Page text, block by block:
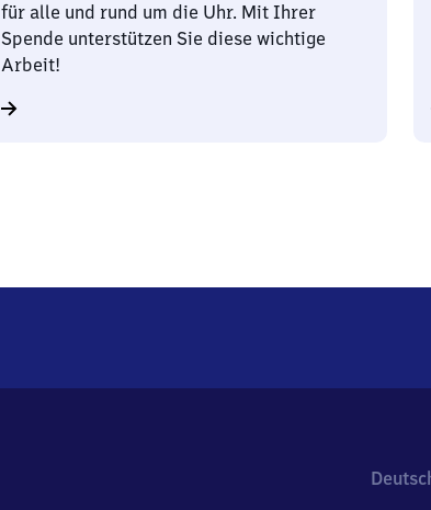
für alle und rund um die Uhr. Mit Ihrer
Spende unterstützen Sie diese wichtige
Arbeit!